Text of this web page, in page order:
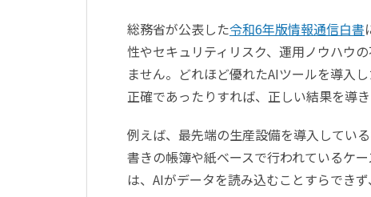
総務省が公表した令和6年版情報通信白書
性やセキュリティリスク、運用ノウハウ
ません。どれほど優れたAIツールを導入
正確であったりすれば、正しい結果を導き
例えば、最先端の生産設備を導入してい
書きの帳簿や紙ベースで行われているケ
は、AIがデータを読み込むことすらでき